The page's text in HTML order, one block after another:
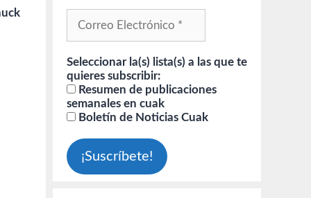
Seleccionar la(s) lista(s) a las que te
quieres subscribir:
Resumen de publicaciones
semanales en cuak
Boletín de Noticias Cuak